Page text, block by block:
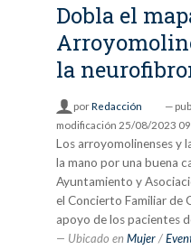
Dobla el
la
porRedacción —
modificación 25/08/2023
Los arroyomolinenses y
la mano por una buena
Ayuntamiento y
el Concierto Familiar de
apoyo de los pacientes
Ubicado en Mujer /